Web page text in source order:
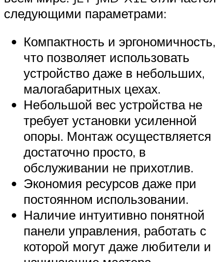
следующими параметрами:
Компактность и эргономичность,
что позволяет использовать
устройство даже в небольших,
малогабаритных цехах.
Небольшой вес устройства не
требует установки усиленной
опоры. Монтаж осуществляется
достаточно просто, в
обслуживании не прихотлив.
Экономия ресурсов даже при
постоянном использовании.
Наличие интуитивно понятной
панели управления, работать с
которой могут даже любители и